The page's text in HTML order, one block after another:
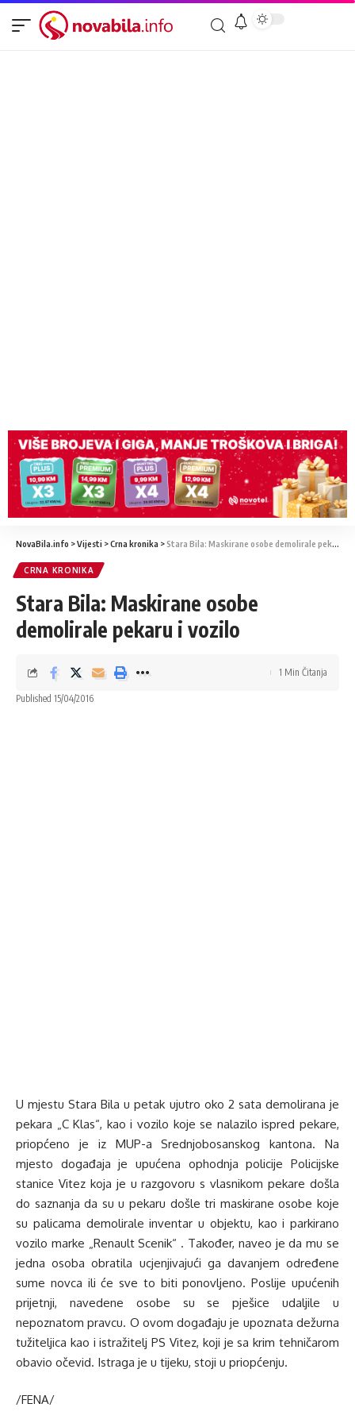
NovaBila.info >Vijesti >Crna kronika >Stara Bila: Maskirane osobe demolirale pekaru i vozilo
CRNA KRONIKA
Stara Bila: Maskirane osobe
demolirale pekaru i vozilo
Published 15/04/2016
1 Min Čitanja
U mjestu Stara Bila u petak ujutro oko 2 sata demolirana je
pekara „C Klas“, kao i vozilo koje se nalazilo ispred pekare,
priopćeno je iz MUP-a Srednjobosanskog kantona. Na
mjesto događaja je upućena ophodnja policije Policijske
stanice Vitez koja je u razgovoru s vlasnikom pekare došla
do saznanja da su u pekaru došle tri maskirane osobe koje
su palicama demolirale inventar u objektu, kao i parkirano
vozilo marke „Renault Scenik“ . Također, naveo je da mu se
jedna osoba obratila ucjenjivajući ga davanjem određene
sume novca ili će sve to biti ponovljeno. Poslije upućenih
prijetnji, navedene osobe su se pješice udaljile u
nepoznatom pravcu. O ovom događaju je upoznata dežurna
tužiteljica kao i istražitelj PS Vitez, koji je sa krim tehničarom
obavio očevid. Istraga je u tijeku, stoji u priopćenju.
/FENA/